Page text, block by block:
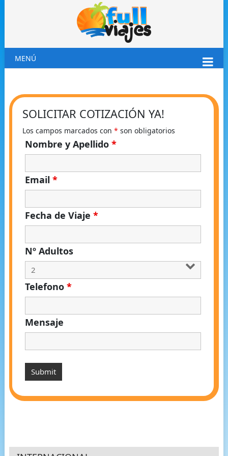
MENÚ
SOLICITAR COTIZACIÓN YA!
Los campos marcados con * son obligatorios
Nombre y Apellido *
Email *
Fecha de Viaje *
Nº Adultos
Telefono *
Mensaje